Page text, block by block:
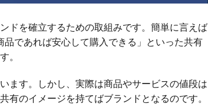
ドを確立するための取組みです。簡単に言えば
品であれば安心して購入できる」といった共有
。
ます。しかし、実際は商品やサービスの値段は
有のイメージを持てばブランドとなるのです。